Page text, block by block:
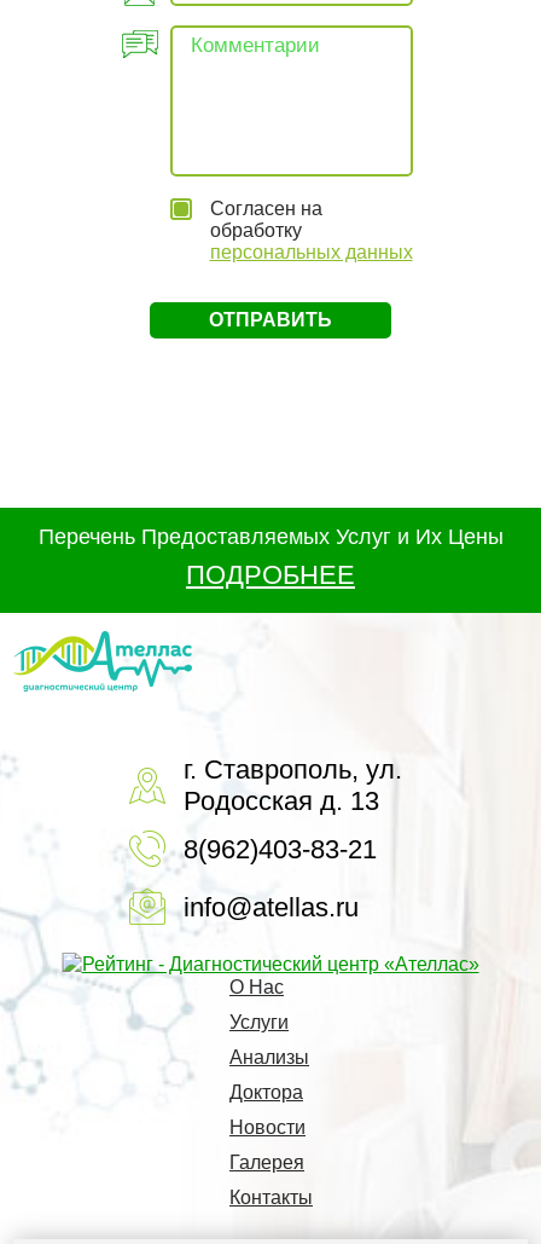
Согласен на
обработку
персональных данных
Перечень Предоставляемых Услуг и Их Цены
ПОДРОБНЕЕ
г. Ставрополь, ул.
Родосская д. 13
8(962)403-83-21
info@atellas.ru
О Нас
Услуги
Анализы
Доктора
Новости
Галерея
Контакты